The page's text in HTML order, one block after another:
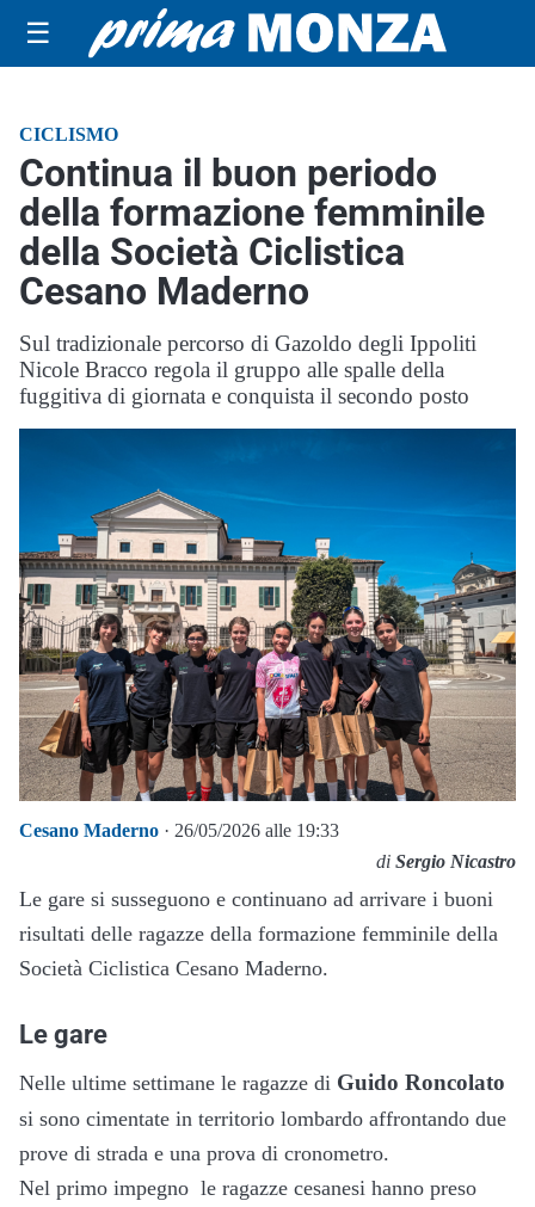
☰
CICLISMO
Continua il buon periodo
della formazione femminile
della Società Ciclistica
Cesano Maderno
Sul tradizionale percorso di Gazoldo degli Ippoliti
Nicole Bracco regola il gruppo alle spalle della
fuggitiva di giornata e conquista il secondo posto
Cesano Maderno · 26/05/2026 alle 19:33
di Sergio Nicastro
Le gare si susseguono e continuano ad arrivare i buoni
risultati delle ragazze della formazione femminile della
Società Ciclistica Cesano Maderno.
Le gare
Nelle ultime settimane le ragazze di Guido Roncolato
si sono cimentate in territorio lombardo affrontando due
prove di strada e una prova di cronometro.
Nel primo impegno le ragazze cesanesi hanno preso